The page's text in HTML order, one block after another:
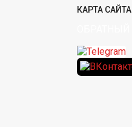
КАРТА САЙТА